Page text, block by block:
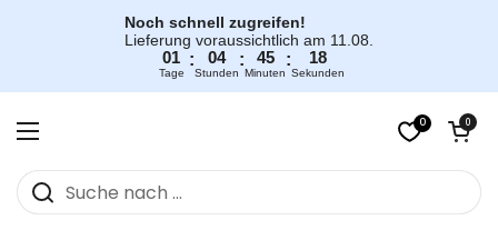
Noch schnell zugreifen!
Lieferung voraussichtlich am 11.08.
01
Tage
: 04
Stunden
: 45
Minuten
: 18
Sekunden
Menü öffnen
0Warenkorb
0